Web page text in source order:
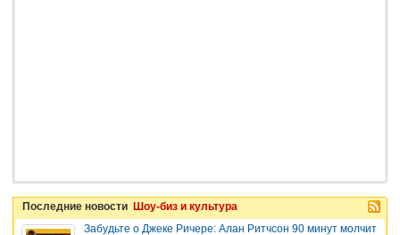
Последние новости Шоу-биз и культура
Забудьте о Джеке Ричере: Алан Ритчсон 90 минут молчит